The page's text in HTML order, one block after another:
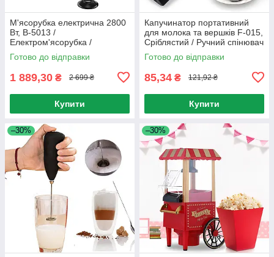
М'ясорубка електрична 2800
Вт, B-5013 /
Електром'ясорубка /
Електрична м'ясорубка /
Кухонна м'ясорубка
Готово до відправки
1 889,30 ₴ 2 699 ₴
Купити
Капучинатор портативний
для молока та вершків F-015,
Сріблястий / Ручний спінювач
/ Портативний міксер-
пінозбивач
Готово до відправки
85,34 ₴ 121,92 ₴
Купити
–30% –30%